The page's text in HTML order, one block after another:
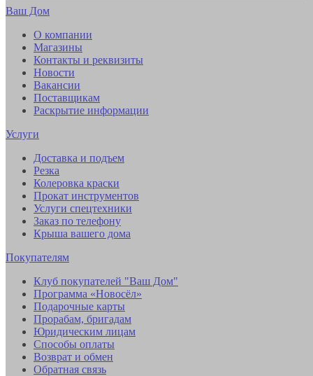
Ваш Дом
О компании
Магазины
Контакты и реквизиты
Новости
Вакансии
Поставщикам
Раскрытие информации
Услуги
Доставка и подъем
Резка
Колеровка краски
Прокат инструментов
Услуги спецтехники
Заказ по телефону
Крыша вашего дома
Покупателям
Клуб покупателей "Ваш Дом"
Программа «Новосёл»
Подарочные карты
Прорабам, бригадам
Юридическим лицам
Способы оплаты
Возврат и обмен
Обратная связь